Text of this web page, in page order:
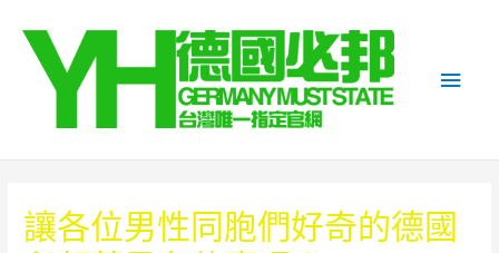
Main
讓各位男性同胞們好奇的德國